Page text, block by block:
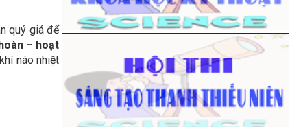
quý giá để
– hoạt
náo nhiệt